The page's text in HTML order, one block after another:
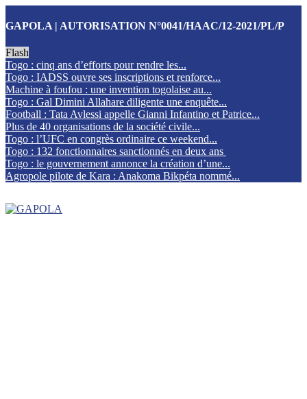
GAPOLA | AUTORISATION N°0041/HAAC/12-2021/PL/P
Flash
Togo : cinq ans d’efforts pour rendre les...
Togo : IADSS ouvre ses inscriptions et renforce...
Machine à foufou : une invention togolaise au...
Togo : Gal Dimini Allahare diligente une enquête...
Football : Tata Avlessi appelle Gianni Infantino et Patrice...
Plus de 40 organisations de la société civile...
Togo : l’UFC en congrès ordinaire ce weekend...
Togo : 132 fonctionnaires sanctionnés en deux ans
Togo : le gouvernement annonce la création d’une...
Agropole pilote de Kara : Anakoma Bikpéta nommé...